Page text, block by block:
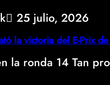
25 julio, 2026
la victoria del E-Prix
la ronda 14 Tan